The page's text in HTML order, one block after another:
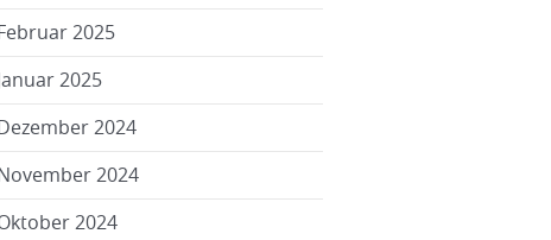
2025
2025
2024
2024
2024